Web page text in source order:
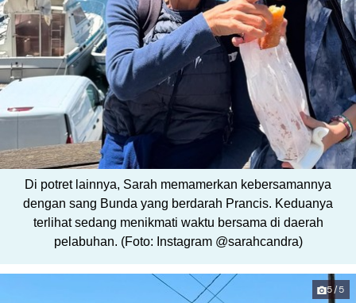
Di potret lainnya, Sarah memamerkan kebersamannya
dengan sang Bunda yang berdarah Prancis. Keduanya
terlihat sedang menikmati waktu bersama di daerah
pelabuhan. (Foto: Instagram @sarahcandra)
5/5